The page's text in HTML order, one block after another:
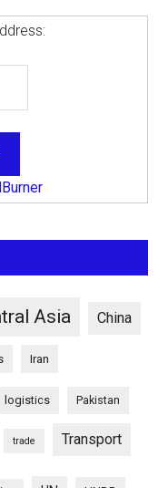
Asia China
Iran
logistics Pakistan
trade Transport